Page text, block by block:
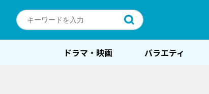
ドラマ・映画 バラエティ